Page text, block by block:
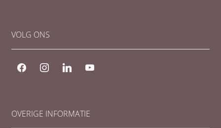
VOLG ONS
facebook instagramlinkedin youtube
OVERIGE INFORMATIE